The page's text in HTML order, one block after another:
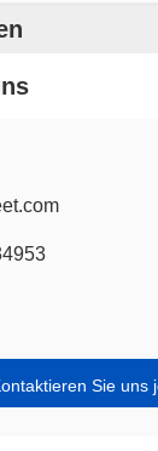
Sie uns